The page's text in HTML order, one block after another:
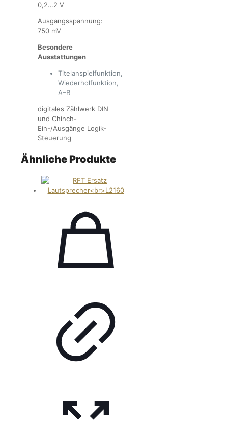
0,2…2 V
Ausgangsspannung:
750 mV
Besondere
Ausstattungen
Titelanspielfunktion,
Wiederholfunktion,
A–B
digitales Zählwerk DIN
und Chinch-
Ein-/Ausgänge Logik-
Steuerung
Ähnliche Produkte